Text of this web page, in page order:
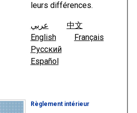
leurs différences.
عربي
中文
English
Français
Русский
Español
Règlement intérieur